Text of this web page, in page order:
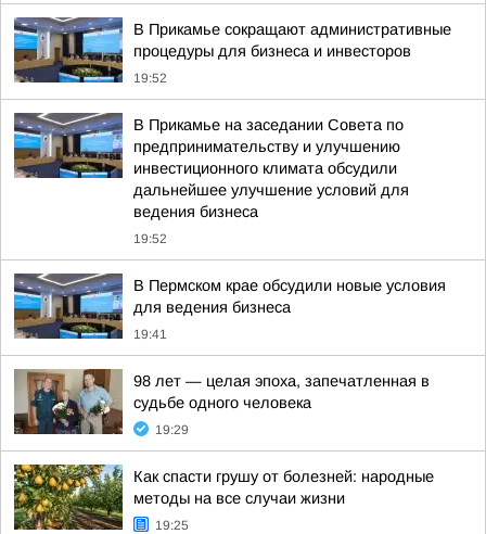
В Прикамье сокращают административные
процедуры для бизнеса и инвесторов
19:52
В Прикамье на заседании Совета по
предпринимательству и улучшению
инвестиционного климата обсудили
дальнейшее улучшение условий для
ведения бизнеса
19:52
В Пермском крае обсудили новые условия
для ведения бизнеса
19:41
98 лет — целая эпоха, запечатленная в
судьбе одного человека
19:29
Как спасти грушу от болезней: народные
методы на все случаи жизни
19:25